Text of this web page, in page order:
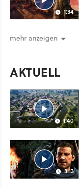
1:34
mehr anzeigen
AKTUELL
1:40
3:13